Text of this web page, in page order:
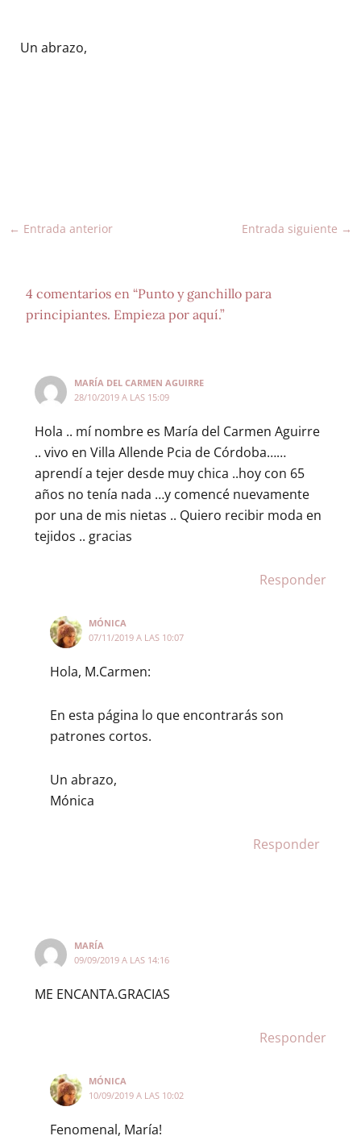
Un abrazo,
← Entrada anterior Entrada siguiente →
4 comentarios en “Punto y ganchillo para
principiantes. Empieza por aquí.”
MARÍA DEL CARMEN AGUIRRE
28/10/2019 A LAS 15:09
Hola .. mí nombre es María del Carmen Aguirre
.. vivo en Villa Allende Pcia de Córdoba……
aprendí a tejer desde muy chica ..hoy con 65
años no tenía nada …y comencé nuevamente
por una de mis nietas .. Quiero recibir moda en
tejidos .. gracias
Responder
MÓNICA
07/11/2019 A LAS 10:07
Hola, M.Carmen:
En esta página lo que encontrarás son
patrones cortos.
Un abrazo,
Mónica
Responder
MARÍA
09/09/2019 A LAS 14:16
ME ENCANTA.GRACIAS
Responder
MÓNICA
10/09/2019 A LAS 10:02
Fenomenal, María!